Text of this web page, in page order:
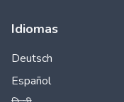
Idiomas
Deutsch
Español